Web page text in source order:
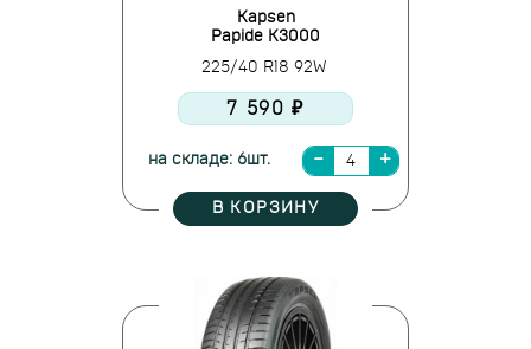
Kapsen
Papide K3000
225/40 R18 92W
7 590 ₽
на складе: 6шт.
В КОРЗИНУ